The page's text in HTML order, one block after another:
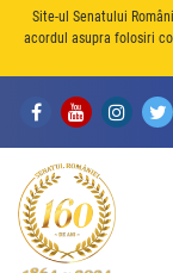
Site-ul Senatului
acordul asupra folosiri